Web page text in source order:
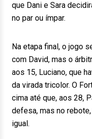
que Dani e Sara
no par ou ímpar.
Na etapa final, o jogo
com David, mas o
aos 15, Luciano, que
da virada tricolor. O
cima até que, aos 28,
defesa, mas no
igual.